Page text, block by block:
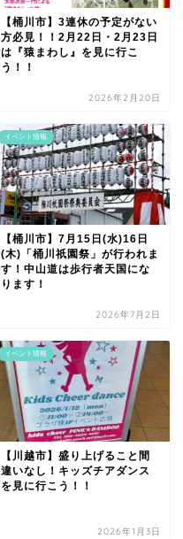
【桶川市】3連休の予定がない
方必見！！2月22日・2月23日
は『猿まわし』を見に行こ
う！！
2026年2月20日
イベント情報
【桶川市】7月15日(水)16日
(木)「桶川祇園祭」が行われま
す！中山道は歩行者天国にな
ります！
2026年7月2日
イベント情報
【川越市】盛り上げること間
違いなし！キッズチアダンス
を見に行こう！！
2026年1月3日